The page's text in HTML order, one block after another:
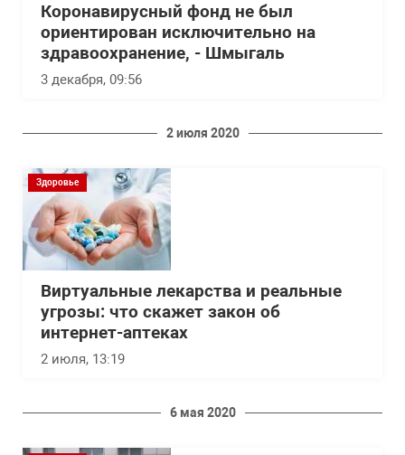
Коронавирусный фонд не был
ориентирован исключительно на
здравоохранение, - Шмыгаль
3 декабря, 09:56
2 июля 2020
Здоровье
Виртуальные лекарства и реальные
угрозы: что скажет закон об
интернет-аптеках
2 июля, 13:19
6 мая 2020